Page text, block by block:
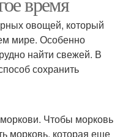
овощей, который
мире. Особенно
найти свежей. В
сохранить
Чтобы морковь
морковь, которая еще